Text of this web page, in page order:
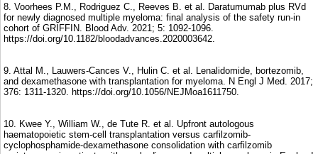
8. Voorhees P.M., Rodriguez C., Reeves B. et al. Daratumumab plus RVd
for newly diagnosed multiple myeloma: final analysis of the safety run-in
cohort of GRIFFIN. Blood Adv. 2021; 5: 1092-1096.
https://doi.org/10.1182/bloodadvances.2020003642.
9. Attal M., Lauwers-Cances V., Hulin C. et al. Lenalidomide, bortezomib,
and dexamethasone with transplantation for myeloma. N Engl J Med. 2017;
376: 1311-1320. https://doi.org/10.1056/NEJMoa1611750.
10. Kwee Y., William W., de Tute R. et al. Upfront autologous
haematopoietic stem-cell transplantation versus carfilzomib-
cyclophosphamide-dexamethasone consolidation with carfilzomib